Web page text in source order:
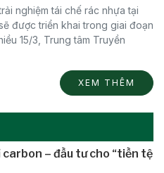
nghiệm tái chế rác nhựa tại
được triển khai trong giai đoạn
15/3, Trung tâm Truyền
XEM THÊM
carbon – đầu tư cho “tiền tệ